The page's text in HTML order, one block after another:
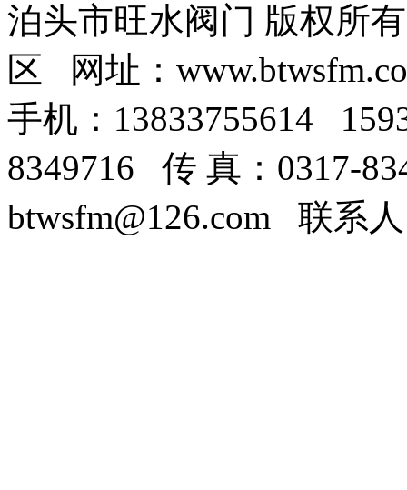
泊头市旺水阀门 版权所
区 网址：
手机：13833755614
8349716 传 真：0317-
btwsfm@126.com 联系